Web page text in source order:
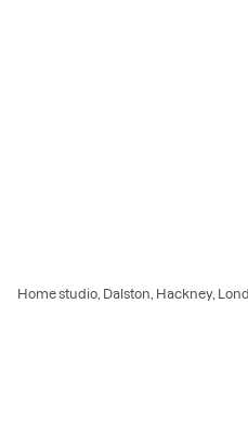
Home studio, Dalston, Hackney,